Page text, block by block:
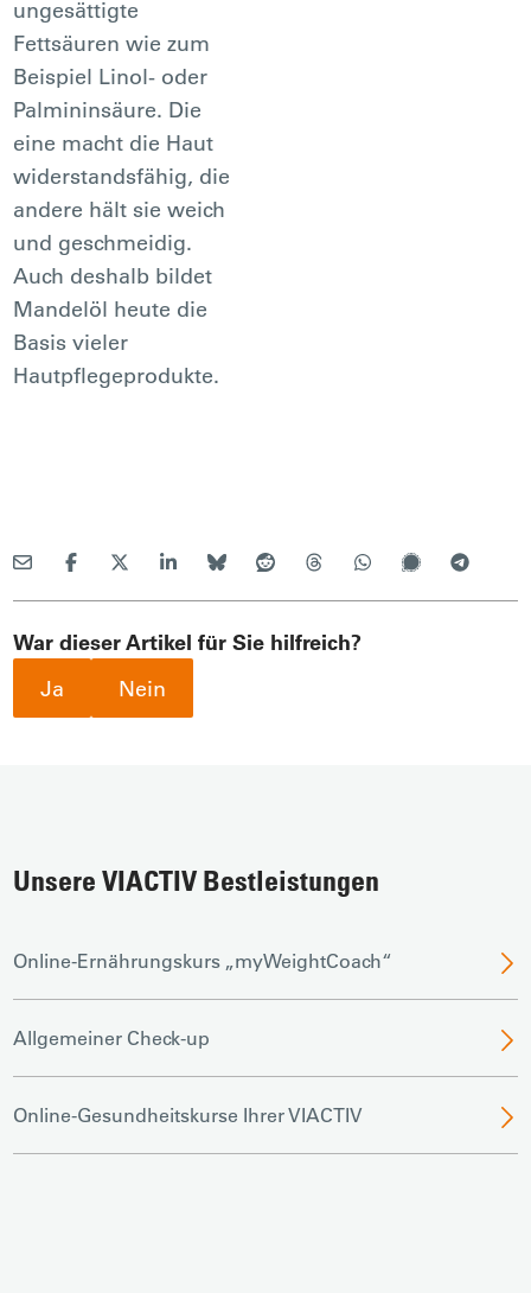
ungesättigte
Fettsäuren wie zum
Beispiel Linol- oder
Palmininsäure. Die
eine macht die Haut
widerstandsfähig, die
andere hält sie weich
und geschmeidig.
Auch deshalb bildet
Mandelöl heute die
Basis vieler
Hautpflegeprodukte.
War dieser Artikel für Sie hilfreich?
Ja
Nein
Unsere VIACTIV Bestleistungen
Online-Ernährungskurs „myWeightCoach“
Allgemeiner Check-up
Online-Gesundheitskurse Ihrer VIACTIV